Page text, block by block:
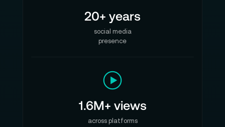
20+ years
social media
presence
1.6M+ views
across platforms